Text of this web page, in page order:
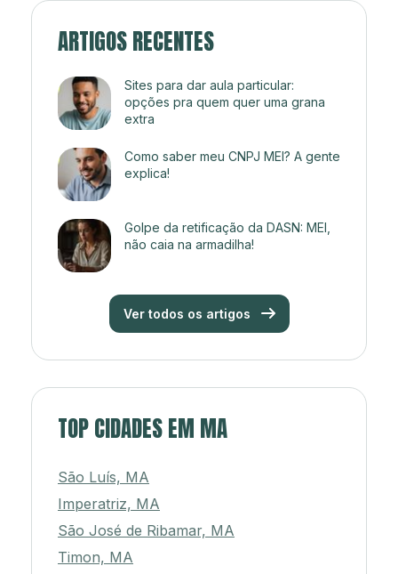
ARTIGOS RECENTES
Sites para dar aula particular:
opções pra quem quer uma grana
extra
Como saber meu CNPJ MEI? A gente
explica!
Golpe da retificação da DASN: MEI,
não caia na armadilha!
Ver todos os artigos
TOP CIDADES EM MA
São Luís, MA
Imperatriz, MA
São José de Ribamar, MA
Timon, MA